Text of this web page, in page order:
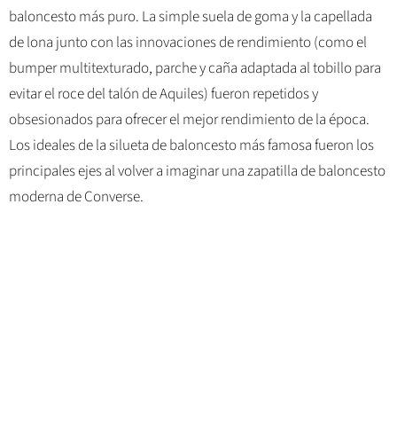
baloncesto más puro. La simple suela de goma y la capellada
de lona junto con las innovaciones de rendimiento (como el
bumper multitexturado, parche y caña adaptada al tobillo para
evitar el roce del talón de Aquiles) fueron repetidos y
obsesionados para ofrecer el mejor rendimiento de la época.
Los ideales de la silueta de baloncesto más famosa fueron los
principales ejes al volver a imaginar una zapatilla de baloncesto
moderna de Converse.